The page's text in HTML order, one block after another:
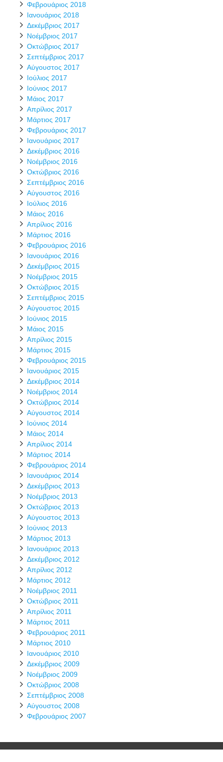
Φεβρουάριος 2018
Ιανουάριος 2018
Δεκέμβριος 2017
Νοέμβριος 2017
Οκτώβριος 2017
Σεπτέμβριος 2017
Αύγουστος 2017
Ιούλιος 2017
Ιούνιος 2017
Μάιος 2017
Απρίλιος 2017
Μάρτιος 2017
Φεβρουάριος 2017
Ιανουάριος 2017
Δεκέμβριος 2016
Νοέμβριος 2016
Οκτώβριος 2016
Σεπτέμβριος 2016
Αύγουστος 2016
Ιούλιος 2016
Μάιος 2016
Απρίλιος 2016
Μάρτιος 2016
Φεβρουάριος 2016
Ιανουάριος 2016
Δεκέμβριος 2015
Νοέμβριος 2015
Οκτώβριος 2015
Σεπτέμβριος 2015
Αύγουστος 2015
Ιούνιος 2015
Μάιος 2015
Απρίλιος 2015
Μάρτιος 2015
Φεβρουάριος 2015
Ιανουάριος 2015
Δεκέμβριος 2014
Νοέμβριος 2014
Οκτώβριος 2014
Αύγουστος 2014
Ιούνιος 2014
Μάιος 2014
Απρίλιος 2014
Μάρτιος 2014
Φεβρουάριος 2014
Ιανουάριος 2014
Δεκέμβριος 2013
Νοέμβριος 2013
Οκτώβριος 2013
Αύγουστος 2013
Ιούνιος 2013
Μάρτιος 2013
Ιανουάριος 2013
Δεκέμβριος 2012
Απρίλιος 2012
Μάρτιος 2012
Νοέμβριος 2011
Οκτώβριος 2011
Απρίλιος 2011
Μάρτιος 2011
Φεβρουάριος 2011
Μάρτιος 2010
Ιανουάριος 2010
Δεκέμβριος 2009
Νοέμβριος 2009
Οκτώβριος 2008
Σεπτέμβριος 2008
Αύγουστος 2008
Φεβρουάριος 2007